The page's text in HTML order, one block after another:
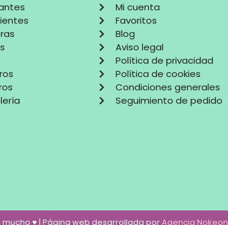
Mi cuenta
Favoritos
Blog
Aviso legal
Política de privacidad
Política de cookies
Condiciones generales
Seguimiento de pedido
♥ | Página web desarrollada porAgencia Nokeon